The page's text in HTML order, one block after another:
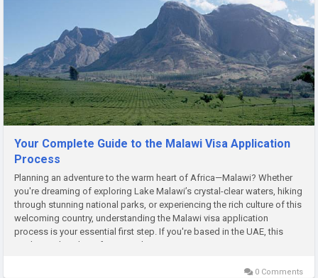
Your Complete Guide to the Malawi Visa Application
Process
Planning an adventure to the warm heart of Africa—Malawi? Whether
you're dreaming of exploring Lake Malawi’s crystal-clear waters, hiking
through stunning national parks, or experiencing the rich culture of this
welcoming country, understanding the Malawi visa application
process is your essential first step. If you're based in the UAE, this
guide is tailored just for you. Why Visit...
0 Comments